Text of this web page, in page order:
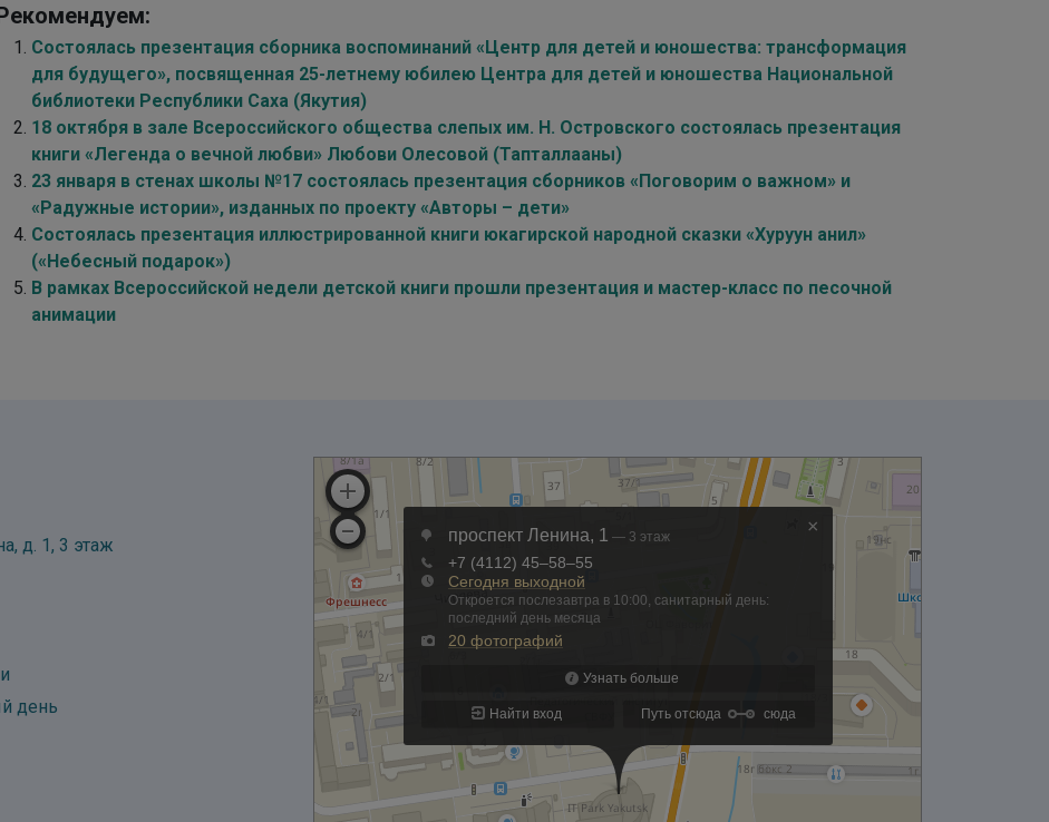
Состоялась презентация сборника воспоминаний «Центр для детей и юношества: трансформация
для будущего», посвященная 25-летнему юбилею Центра для детей и юношества Национальной
библиотеки Республики Саха (Якутия)
18 октября в зале Всероссийского общества слепых им. Н. Островского состоялась презентация
книги «Легенда о вечной любви» Любови Олесовой (Тапталлааны)
23 января в стенах школы №17 состоялась презентация сборников «Поговорим о важном» и
«Радужные истории», изданных по проекту «Авторы – дети»
Состоялась презентация иллюстрированной книги юкагирской народной сказки «Хуруун анил»
(«Небесный подарок»)
В рамках Всероссийской недели детской книги прошли презентация и мастер-класс по песочной
анимации
д. 1, 3 этаж
день